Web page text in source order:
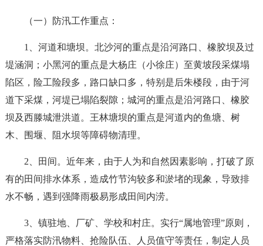
（一）防汛工作重点：
1、河道和塘坝。北沙河的重点是沿河路口、橡胶坝及过
堤涵洞；小黑河的重点是大杨庄（小徐庄）至黄坡段采煤塌
陷区，险工险段多，路口缺口多，特别是后朱楼段，由于河
道下采煤，河堤已塌陷裂隙；城河的重点是沿河路口、橡胶
坝及西滕城泄洪道。王林塘坝的重点是河道内的鱼塘、树
木、围堰、阻水坝等障碍物清理。
2、田间。近年来，由于人为和自然因素影响，打破了原
有的田间排水体系，造成竹节沟较多和淤堵的现象，导致排
水不畅，遇到强降雨极易形成田间内涝。
3、镇驻地、厂矿、学校和村庄。实行“属地管理”原则，
严格落实防汛物料、抢险队伍、人员值守等责任，制定人员